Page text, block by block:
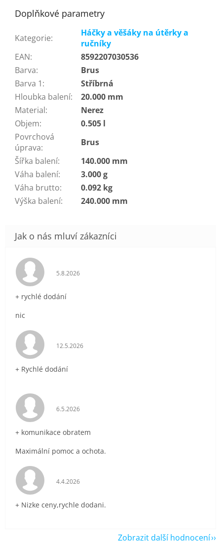
Doplňkové parametry
Kategorie:
Háčky a věšáky na útěrky a
ručníky
EAN:
8592207030536
Barva:
Brus
Barva 1:
Stříbrná
Hloubka balení:
20.000 mm
Material:
Nerez
Objem:
0.505 l
Povrchová
úprava:
Brus
Šířka balení:
140.000 mm
Váha balení:
3.000 g
Váha brutto:
0.092 kg
Výška balení: 240.000 mm
Hodnocení obchodu je 5 z 5 hvězdiček.
5.8.2026
+ rychlé dodání
nic
Hodnocení obchodu je 5 z 5 hvězdiček.
12.5.2026
+ Rychlé dodání
Hodnocení obchodu je 5 z 5 hvězdiček.
6.5.2026
+ komunikace obratem
Maximální pomoc a ochota.
Hodnocení obchodu je 5 z 5 hvězdiček.
4.4.2026
+ Nizke ceny,rychle dodani.
Zobrazit další hodnocení